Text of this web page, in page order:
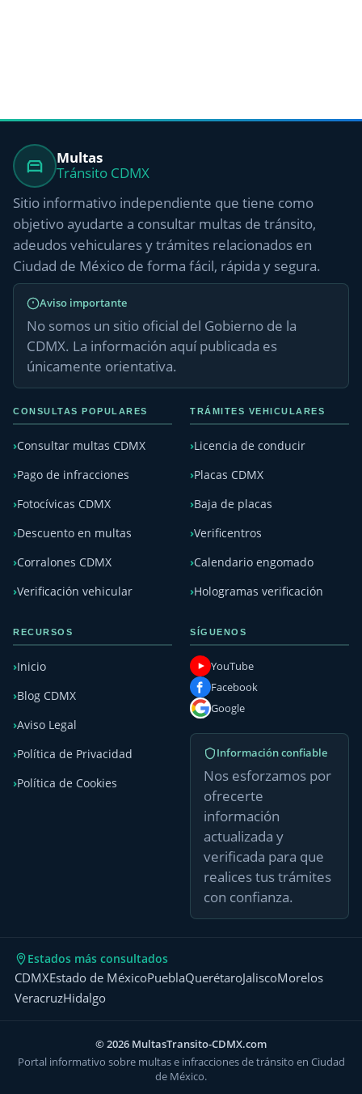
Multas
Tránsito CDMX
Sitio informativo independiente que tiene como
objetivo ayudarte a consultar multas de tránsito,
adeudos vehiculares y trámites relacionados en
Ciudad de México de forma fácil, rápida y segura.
Aviso importante
No somos un sitio oficial del Gobierno de la
CDMX. La información aquí publicada es
únicamente orientativa.
CONSULTAS POPULARES
Consultar multas CDMX
Pago de infracciones
Fotocívicas CDMX
Descuento en multas
Corralones CDMX
Verificación vehicular
TRÁMITES VEHICULARES
Licencia de conducir
Placas CDMX
Baja de placas
Verificentros
Calendario engomado
Hologramas verificación
RECURSOS
Inicio
Blog CDMX
Aviso Legal
Política de Privacidad
Política de Cookies
SÍGUENOS
YouTube
Facebook
Google
Información confiable
Nos esforzamos por
ofrecerte
información
actualizada y
verificada para que
realices tus trámites
con confianza.
Estados más consultados
CDMXEstado de MéxicoPueblaQuerétaroJaliscoMorelos
VeracruzHidalgo
© 2026 MultasTransito-CDMX.com
Portal informativo sobre multas e infracciones de tránsito en Ciudad
de México.